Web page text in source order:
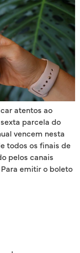
atentos ao
parcela do
vencem nesta
todos os finais de
pelos canais
emitir o boleto